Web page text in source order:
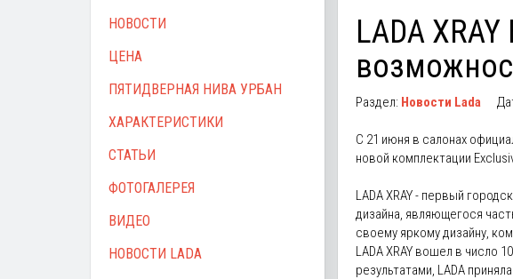
НОВОСТИ
ЦЕНА
ПЯТИДВЕРНАЯ НИВА УРБАН
ХАРАКТЕРИСТИКИ
СТАТЬИ
ФОТОГАЛЕРЕЯ
ВИДЕО
НОВОСТИ LADA
LADA
Раздел: Новости Lada
С 21 июня в салонах
новой комплектации
LADA XRAY - первый
дизайна, являющегося
своему яркому дизайну,
LADA XRAY вошел в число
результатами, LADA